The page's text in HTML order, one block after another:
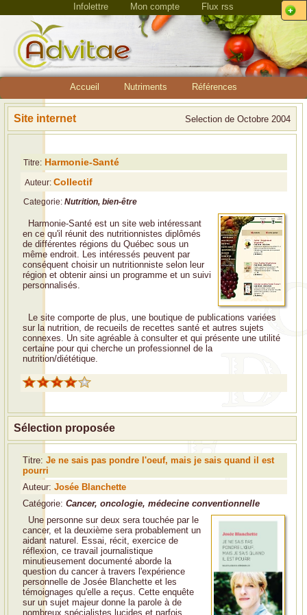
Infolettre Mon compte Flux rss
Accueil Nutriments Références
Site internet Selection de Octobre 2004
Titre: Harmonie-Santé
Auteur: Collectif
Categorie: Nutrition, bien-être
Harmonie-Santé est un site web intéressant
en ce qu'il réunit des nutritionnistes diplômés
de différentes régions du Québec sous un
même endroit. Les intéressés peuvent par
conséquent choisir un nutritionniste selon leur
région et obtenir ainsi un programme et un suivi
personnalisés.
Le site comporte de plus, une boutique de publications variées
sur la nutrition, de recueils de recettes santé et autres sujets
connexes. Un site agréable à consulter et qui présente une utilité
certaine pour qui cherche un professionnel de la
nutrition/diététique.
Sélection proposée
Titre: Je ne sais pas pondre l'oeuf, mais je sais quand il est
pourri
Auteur: Josée Blanchette
Catégorie: Cancer, oncologie, médecine conventionnelle
Une personne sur deux sera touchée par le
cancer, et la deuxième sera probablement un
aidant naturel. Essai, récit, exercice de
réflexion, ce travail journalistique
minutieusement documenté aborde la
question du cancer à travers l'expérience
personnelle de Josée Blanchette et les
témoignages qu'elle a reçus. Cette enquête
sur un sujet majeur donne la parole à de
nombreux spécialistes lucides et parfois